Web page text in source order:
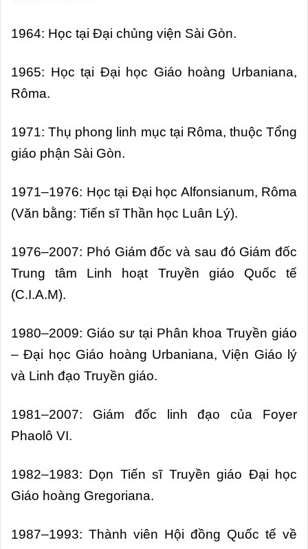
1964: Học tại Đại chủng viện Sài Gòn.
1965: Học tại Đại học Giáo hoàng Urbaniana,
Rôma.
1971: Thụ phong linh mục tại Rôma, thuộc Tổng
giáo phận Sài Gòn.
1971–1976: Học tại Đại học Alfonsianum, Rôma
(Văn bằng: Tiến sĩ Thần học Luân Lý).
1976–2007: Phó Giám đốc và sau đó Giám đốc
Trung tâm Linh hoạt Truyền giáo Quốc tế
(C.I.A.M).
1980–2009: Giáo sư tại Phân khoa Truyền giáo
– Đại học Giáo hoàng Urbaniana, Viện Giáo lý
và Linh đạo Truyền giáo.
1981–2007: Giám đốc linh đạo của Foyer
Phaolô VI.
1982–1983: Dọn Tiến sĩ Truyền giáo Đại học
Giáo hoàng Gregoriana.
1987–1993: Thành viên Hội đồng Quốc tế về